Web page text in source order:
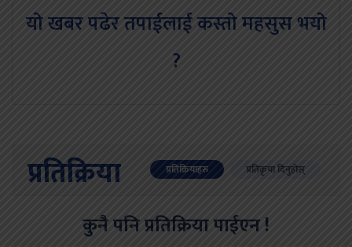
यो खबर पढेर तपाईलाई कस्तो महसुस भयो
?
प्रतिक्रिया प्रतिक्रियाहरु प्रतिकृया दिनुहोस्
कुनै पनि प्रतिक्रिया पाईएन !